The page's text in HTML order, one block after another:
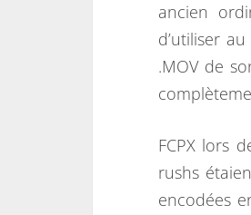
ancien
d’utiliser
.MOV de
FCPX lors
rushs
encodées